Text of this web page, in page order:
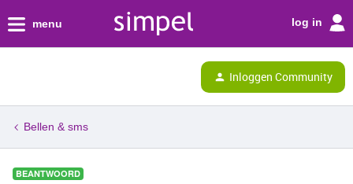
menu log in
Inloggen Community
Bellen & sms
BEANTWOORD